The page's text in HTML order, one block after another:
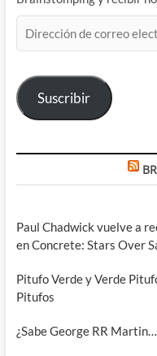
de
electrónico
Suscribir
Paul Chadwick vuelve a
en Concrete: Stars Over
Pitufo Verde y Verde
Pitufos
¿Sabe George RR